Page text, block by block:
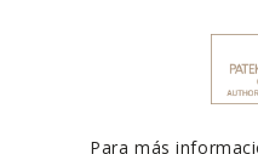
Para más